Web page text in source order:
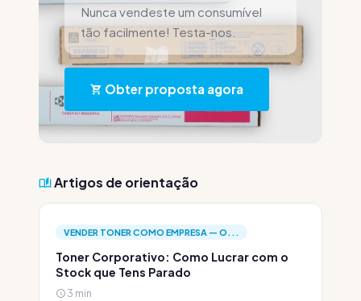
Nunca vendeste um consumível
tão facilmente! Testa-nos.
Obter proposta agora
Artigos de orientação
VENDER TONER COMO EMPRESA — O...
Toner Corporativo: Como Lucrar com o
Stock que Tens Parado
3 min